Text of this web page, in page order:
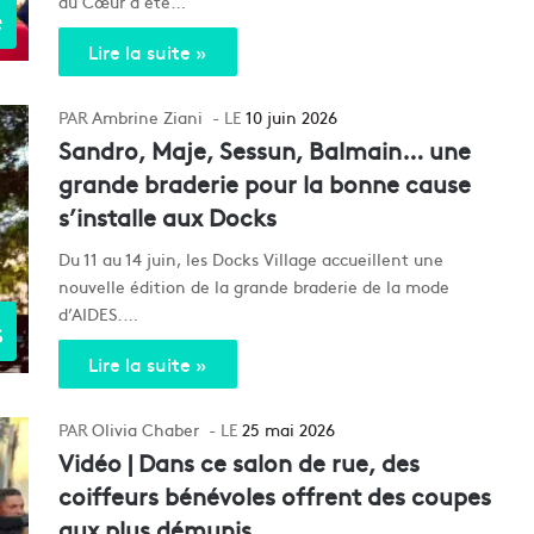
Lire la suite »
Ambrine Ziani 10 juin 2026
Sandro, Maje, Sessun, Balmain… une
grande braderie pour la bonne cause
s’installe aux Docks
Du 11 au 14 juin, les Docks Village accueillent une
nouvelle édition de la grande braderie de la mode
d’AIDES.…
Lire la suite »
Olivia Chaber 25 mai 2026
Vidéo | Dans ce salon de rue, des
coiffeurs bénévoles offrent des coupes